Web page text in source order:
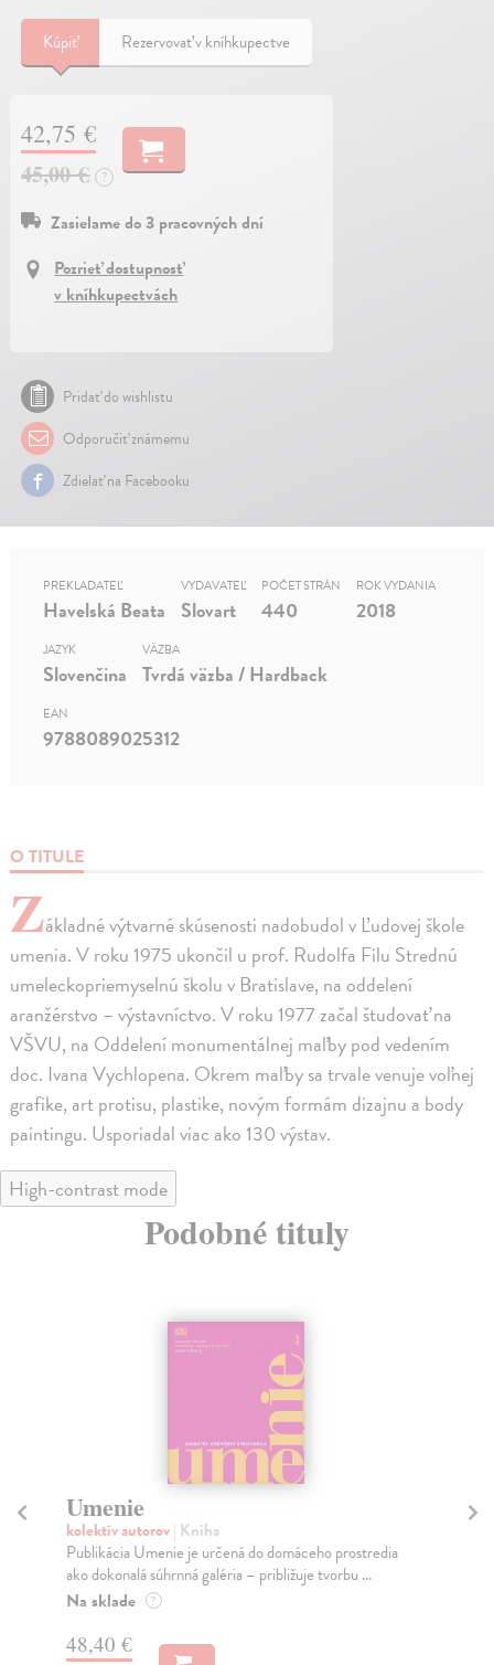
Kúpiť Rezervovať v kníhkupectve
42,75 €
45,00 €
?
Zasielame do 3 pracovných dní
Pozrieť dostupnosť
v kníhkupectvách
Pridať do wishlistu
Odporučiť známemu
Zdielať na Facebooku
O TITULE
Základné výtvarné skúsenosti nadobudol v Ľudovej škole
umenia. V roku 1975 ukončil u prof. Rudolfa Filu Strednú
umeleckopriemyselnú školu v Bratislave, na oddelení
aranžérstvo – výstavníctvo. V roku 1977 začal študovať na
VŠVU, na Oddelení monumentálnej maľby pod vedením
doc. Ivana Vychlopena. Okrem maľby sa trvale venuje voľnej
grafike, art protisu, plastike, novým formám dizajnu a body
paintingu. Usporiadal viac ako 130 výstav.
PREKLADATEĽ
Havelská Beata
VYDAVATEĽ
Slovart
POČET STRÁN
440
ROK VYDANIA
2018
JAZYK
Slovenčina
VÄZBA
Tvrdá väzba / Hardback
EAN
9788089025312
High-contrast mode
Podobné tituly
Viktor Frešo
kolektív autorov
Monografia prináša svieži a nekonformný pohľad na
tvorbu Viktora Freša (1974), multimediálneho umelc...
Na sklade
45,57 €